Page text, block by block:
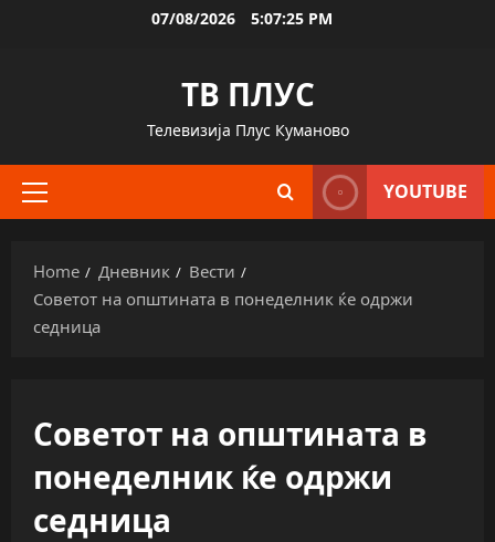
07/08/2026 5:07:26 PM
ТВ ПЛУС
Телевизија Плус Куманово
Primary
YOUTUBE
Home Дневник
Вести
Советот на општината в понеделник ќе одржи
седница
Советот на општината в
понеделник ќе одржи
седница